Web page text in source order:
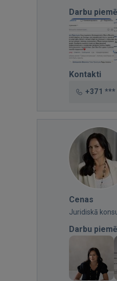
Darbu
Kontakti
+371
Cenas
Juridiskā
Darbu